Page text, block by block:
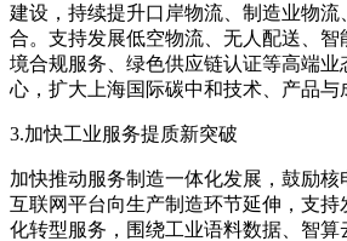
建设，持续提升口岸物流、制造业物
合。支持发展低空物流、无人配送、
境合规服务、绿色供应链认证等高端
心，扩大上海国际碳中和技术、产品与
3.加快工业服务提质新突破
加快推动服务制造一体化发展，鼓励
互联网平台向生产制造环节延伸，支
化转型服务，围绕工业语料数据、智